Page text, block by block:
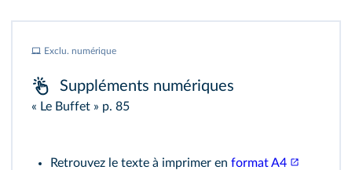
Exclu. numérique
Suppléments numériques
« Le Buffet » p. 85
Retrouvez le texte à imprimer en format A4